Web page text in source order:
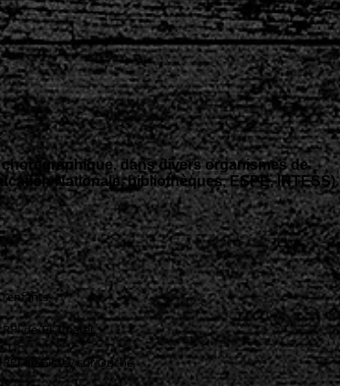
dans divers organismes de
Nationale, bibliothèques, ESPE, IRTESS).
enfants,
de Til- Chatel,
de Gissey sur Ouche,